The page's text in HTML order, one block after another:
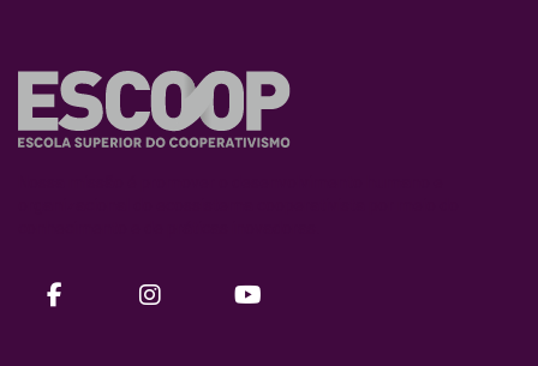
facebookinstagram